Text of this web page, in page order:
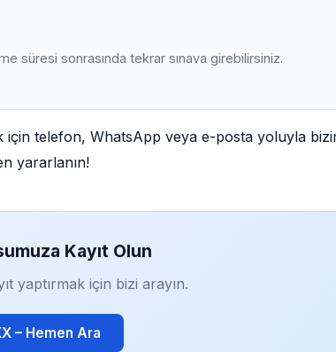
süresi sonrasında tekrar sınava girebilirsiniz.
telefon, WhatsApp veya e-posta yoluyla
yararlanın!
Kayıt Olun
yaptırmak için bizi arayın.
– Hemen Ara